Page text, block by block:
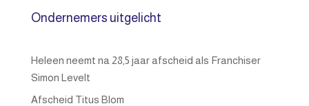
Ondernemers uitgelicht
Heleen neemt na 28,5 jaar afscheid als Franchiser
Simon Levelt
Afscheid Titus Blom